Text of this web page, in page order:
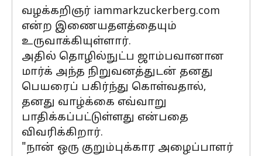
வழக்கறிஞர் iammarkzuckerberg.com
என்ற இணையதளத்தையும்
உருவாக்கியுள்ளார்.
அதில் தொழில்நுட்ப ஜாம்பவானான
மார்க் அந்த நிறுவனத்துடன் தனது
பெயரைப் பகிர்ந்து கொள்வதால்,
தனது வாழ்க்கை எவ்வாறு
பாதிக்கப்பட்டுள்ளது என்பதை
விவரிக்கிறார்.
"நான் ஒரு குறும்புக்கார அழைப்பாளர்